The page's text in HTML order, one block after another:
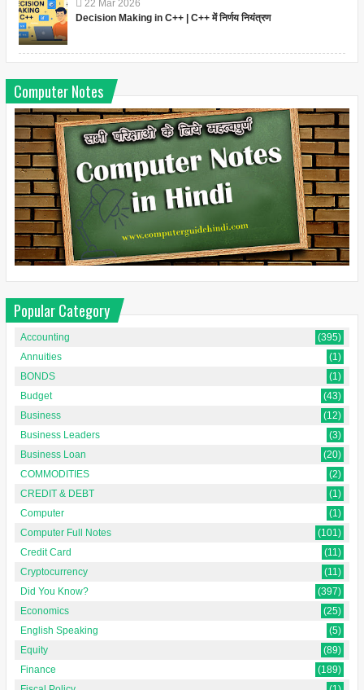
22 Mar 2026
Decision Making in C++ | C++ में निर्णय नियंत्रण
Computer Notes
Popular Category
Accounting
(395)
Annuities
(1)
BONDS
(1)
Budget
(43)
Business
(12)
Business Leaders
(3)
Business Loan
(20)
COMMODITIES
(2)
CREDIT & DEBT
(1)
Computer
(1)
Computer Full Notes
(101)
Credit Card
(11)
Cryptocurrency
(11)
Did You Know?
(397)
Economics
(25)
English Speaking
(5)
Equity
(89)
Finance
(189)